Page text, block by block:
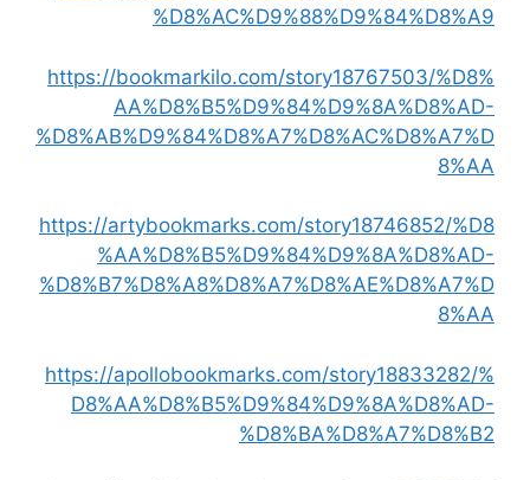
%D8%AC%D9%88%D9%84%D8%A9
https://bookmarkilo.com/story18767503/%D8%
AA%D8%B5%D9%84%D9%8A%D8%AD-
%D8%AB%D9%84%D8%A7%D8%AC%D8%A7%D
8%AA
https://artybookmarks.com/story18746852/%D8
%AA%D8%B5%D9%84%D9%8A%D8%AD-
%D8%B7%D8%A8%D8%A7%D8%AE%D8%A7%D
8%AA
https://apollobookmarks.com/story18833282/%
D8%AA%D8%B5%D9%84%D9%8A%D8%AD-
%D8%BA%D8%A7%D8%B2